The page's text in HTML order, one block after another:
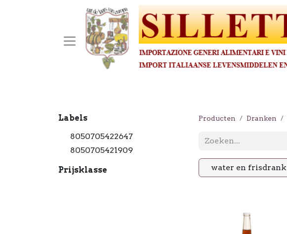
Labels
8050705422647
8050705421909
Prijsklasse
Producten Dranken
water en frisdrank